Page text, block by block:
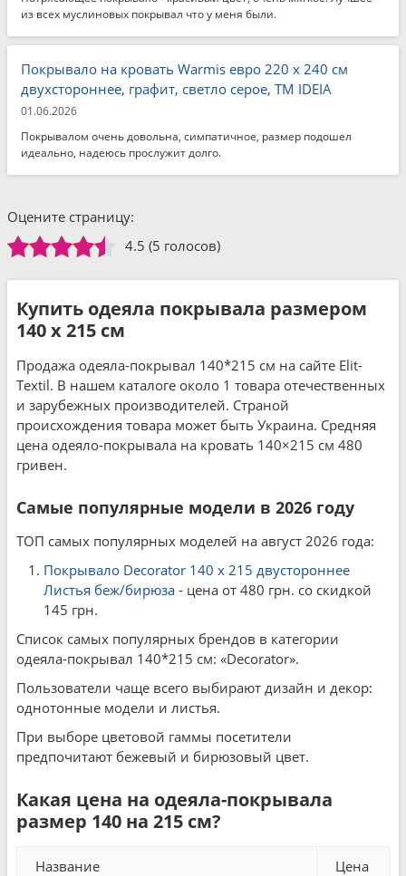
из всех муслиновых покрывал что у меня были.
Покрывало на кровать Warmis евро 220 x 240 см
двухстороннее, графит, светло серое, ТМ IDEIA
01.06.2026
Покрывалом очень довольна, симпатичное, размер подошел
идеально, надеюсь прослужит долго.
Оцените страницу:
4.5 (5 голосов)
Купить одеяла покрывала размером
140 x 215 см
Продажа одеяла-покрывал 140*215 см на сайте Elit-
Textil. В нашем каталоге около 1 товара отечественных
и зарубежных производителей. Страной
происхождения товара может быть Украина. Средняя
цена одеяло-покрывала на кровать 140×215 см 480
гривен.
Самые популярные модели в 2026 году
ТОП самых популярных моделей на август 2026 года:
Покрывало Decorator 140 x 215 двустороннее
Листья беж/бирюза - цена от 480 грн. со скидкой
145 грн.
Список самых популярных брендов в категории
одеяла-покрывал 140*215 см: «Decorator».
Пользователи чаще всего выбирают дизайн и декор:
однотонные модели и листья.
При выборе цветовой гаммы посетители
предпочитают бежевый и бирюзовый цвет.
Какая цена на одеяла-покрывала
размер 140 на 215 см?
Название Цена